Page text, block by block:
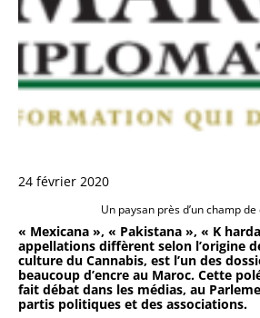
24 février 2020
Un paysan près d’un champ
« Mexicana », « Pakistana », « K
appellations diffèrent selon l’origine
culture du Cannabis, est l’un des
beaucoup d’encre au Maroc. Cette
fait débat dans les médias, au
partis politiques et des associations.